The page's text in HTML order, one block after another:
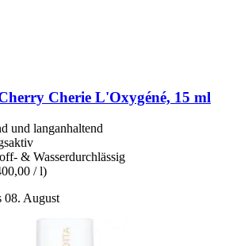
Cherie L'Oxygéné, 15 ml
und langanhaltend
& Wasserdurchlässig
/ l)
08. August